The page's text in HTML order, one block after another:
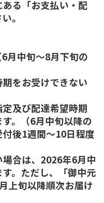
る「お支払い・配
。
月中旬～8月下旬の
をお受けできない
及び配達希望時期
。（6月中旬以降の
後1週間～10日程度
合は、2026年6月中
。ただし、「御中元
上旬以降順次お届け